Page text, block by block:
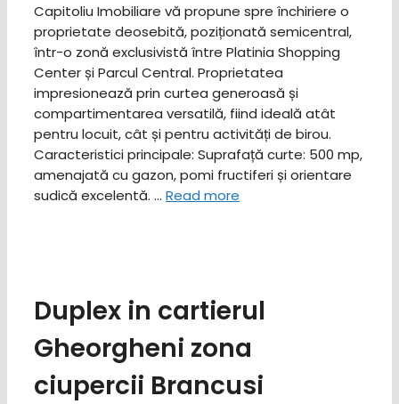
Capitoliu Imobiliare vă propune spre închiriere o
proprietate deosebită, poziționată semicentral,
într-o zonă exclusivistă între Platinia Shopping
Center și Parcul Central. Proprietatea
impresionează prin curtea generoasă și
compartimentarea versatilă, fiind ideală atât
pentru locuit, cât și pentru activități de birou. ​
Caracteristici principale: ​Suprafață curte: 500 mp,
amenajată cu gazon, pomi fructiferi și orientare
sudică excelentă. … Read more
Duplex in cartierul
Gheorgheni zona
ciupercii Brancusi